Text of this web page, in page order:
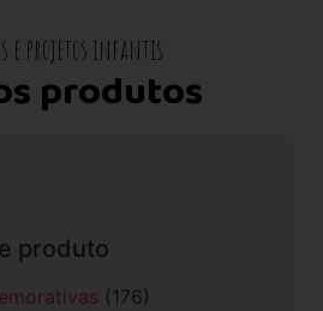
e projetos infantis
produtos
produto
(176)